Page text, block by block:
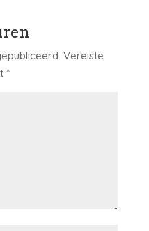
Vereiste
*